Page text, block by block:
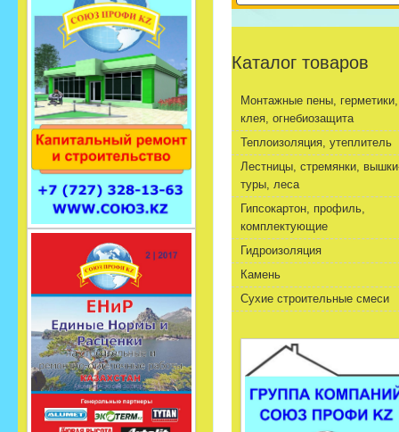
Каталог товаров
Монтажные пены, герметики,
клея, огнебиозащита
Теплоизоляция, утеплитель
Лестницы, стремянки,
туры, леса
Гипсокартон, профиль,
комплектующие
Гидроизоляция
Камень
Сухие строительные смеси